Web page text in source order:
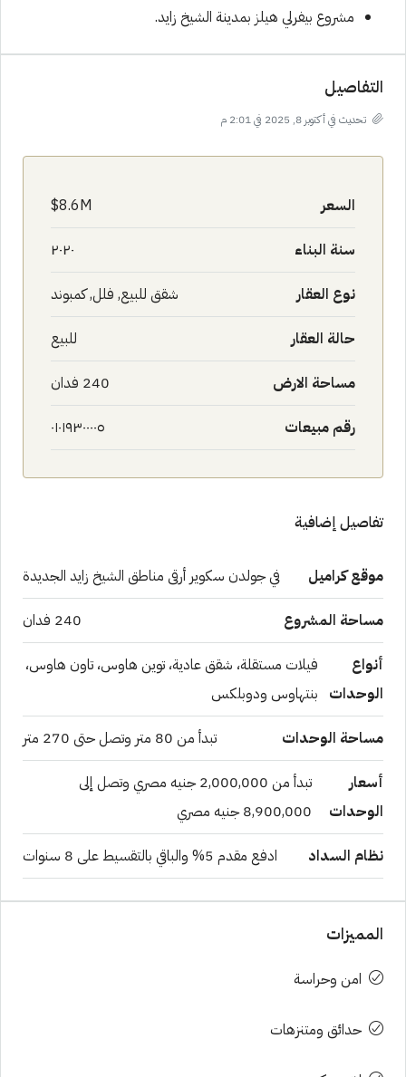
مشروع بيفرلي هيلز بمدينة الشيخ زايد.
التفاصيل
تحديث في أكتوبر 8, 2025 في 2:01 م
السعر 8.6M$
سنة البناء ٢٠٢٠
نوع العقار شقق للبيع, فلل, كمبوند
حالة العقار للبيع
مساحة الارض 240 فدان
رقم مبيعات ٠١٠١٩٣٠٠٠٠٥
تفاصيل إضافية
موقع كراميل في جولدن سكوير أرقى مناطق الشيخ زايد الجديدة
مساحة المشروع 240 فدان
أنواع
الوحدات
فيلات مستقلة، شقق عادية، توين هاوس، تاون هاوس،
بنتهاوس ودوبلكس
مساحة الوحدات تبدأ من 80 متر وتصل حتى 270 متر
أسعار
الوحدات
تبدأ من 2,000,000 جنيه مصري وتصل إلى
8,900,000 جنيه مصري
نظام السداد ادفع مقدم 5% والباقي بالتقسيط على 8 سنوات
المميزات
امن وحراسة
حدائق ومتنزهات